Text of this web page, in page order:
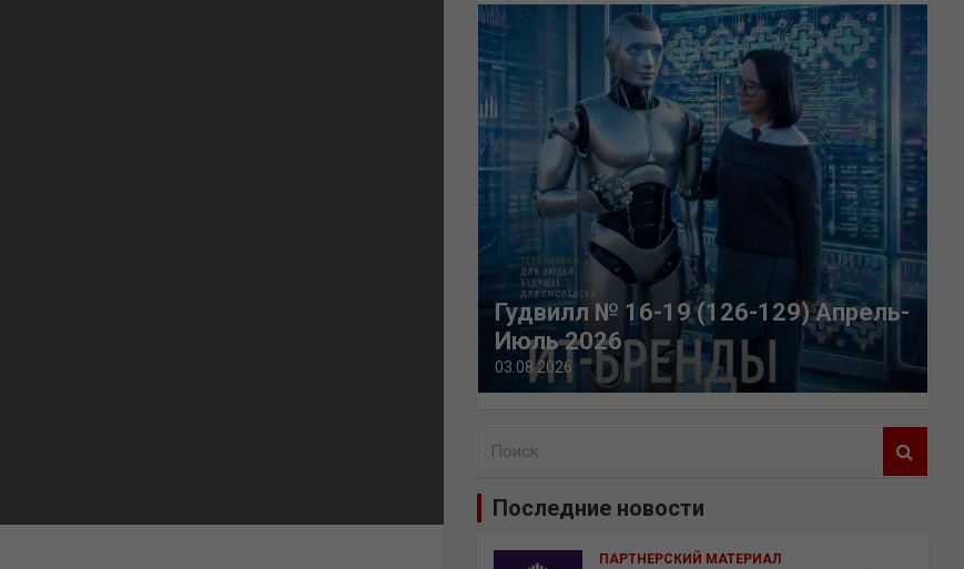
Гудвилл № 16-19 (126-129) Апрель-
Июль 2026
03.08.2026
Последние новости
ПАРТНЕРСКИЙ МАТЕРИАЛ